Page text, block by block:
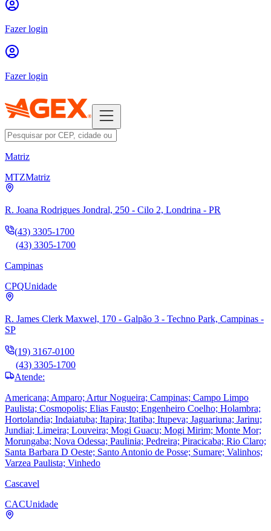
Fazer login
Fazer login
Matriz
MTZMatriz
R. Joana Rodrigues Jondral, 250 - Cilo 2, Londrina - PR
(43) 3305-1700
(43) 3305-1700
Campinas
CPQUnidade
R. James Clerk Maxwel, 170 - Galpão 3 - Techno Park, Campinas -
SP
(19) 3167-0100
(43) 3305-1700
Atende:
Americana; Amparo; Artur Nogueira; Campinas; Campo Limpo
Paulista; Cosmopolis; Elias Fausto; Engenheiro Coelho; Holambra;
Hortolandia; Indaiatuba; Itapira; Itatiba; Itupeva; Jaguariuna; Jarinu;
Jundiai; Limeira; Louveira; Mogi Guacu; Mogi Mirim; Monte Mor;
Morungaba; Nova Odessa; Paulinia; Pedreira; Piracicaba; Rio Claro;
Santa Barbara D Oeste; Santo Antonio de Posse; Sumare; Valinhos;
Varzea Paulista; Vinhedo
Cascavel
CACUnidade